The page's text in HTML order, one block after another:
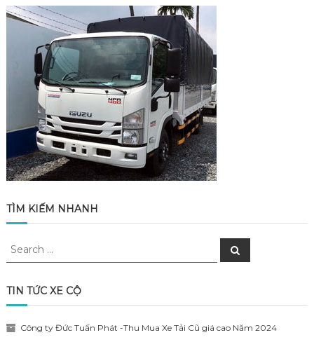
TÌM KIẾM NHANH
Search
Search
TIN TỨC XE CỘ
Công ty Đức Tuấn Phát -Thu Mua Xe Tải Cũ giá cao Năm 2024